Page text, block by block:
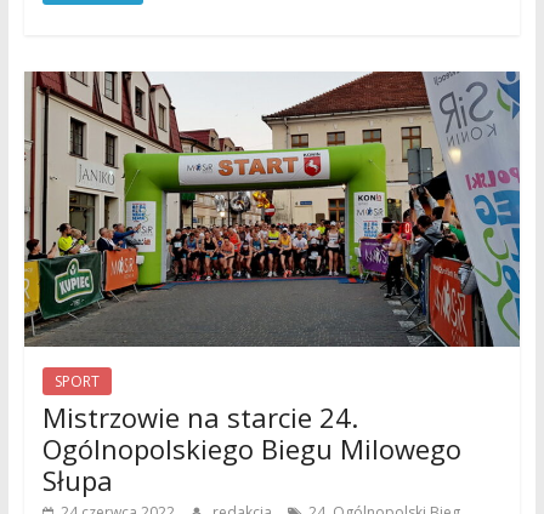
SPORT
Mistrzowie na starcie 24.
Ogólnopolskiego Biegu Milowego
Słupa